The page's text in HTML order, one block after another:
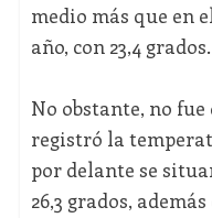
medio más que en
año, con 23,4 grados.
No obstante, no
registró la
por delante se
26,3 grados,